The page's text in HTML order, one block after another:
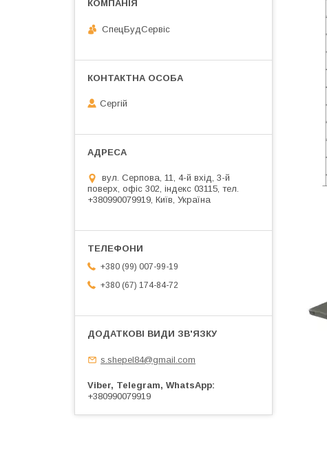
СпецБудСервіс
Сергій
вул. Серпова, 11, 4-й вхід, 3-й
поверх, офіс 302, індекс 03115, тел.
+380990079919, Київ, Україна
+380 (99) 007-99-19
+380 (67) 174-84-72
s.shepel84@gmail.com
Viber, Telegram, WhatsApp
+380990079919